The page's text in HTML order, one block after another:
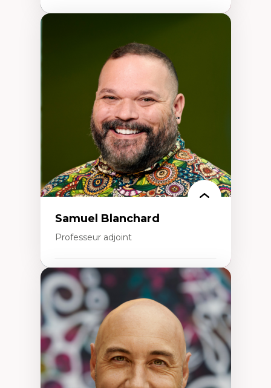
Discours sur la ville et représentations
Mosquées, formes et usages au Canada
Reconnaissance et représentations des
communautés immigrantes dans l'espace
Design architectural et urbain
Patrimoine et patrimonialisation
Études postcoloniales et décolonisation des
savoirs
Samuel Blanchard
Professeur adjoint
Expertises
Didactique des sciences – processus
d’enquête et culture scientifique
Éducation en milieu minoritaire –
construction identitaire et conscience
critique
Technologies éducatives – ludification et
programmation pédagogique
La langue dans toutes les matières –
environnement discursif et langage
scientifique